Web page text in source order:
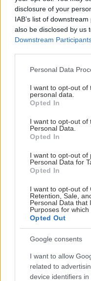
disclosure of your
IAB’s list of
also be disclosed by us
Downstream
Please note that this
not limited to your visit
grant or deny consent
use your data for below
consent section.
Personal Data
I want to opt-out of
personal data.
Opted In
I want to opt-out of
Personal Data.
Opted In
I want to opt-out of
Personal Data for
Opted In
I want to opt-out of
Retention, Sale,
Personal Data that
Purposes for which
Opted Out
Google consents
I want to allow
related to
device identifiers in
Προσθέστε το